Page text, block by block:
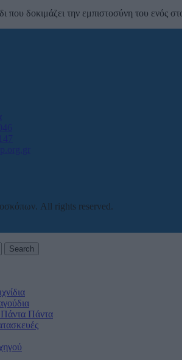
που δοκιμάζει την εμπιστοσύνη του ενός
All rights reserved.
Search
Πάντα Πάντα